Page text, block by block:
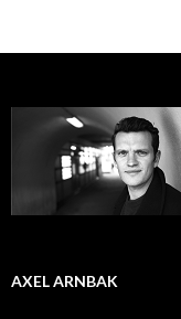
AXEL ARNBAK